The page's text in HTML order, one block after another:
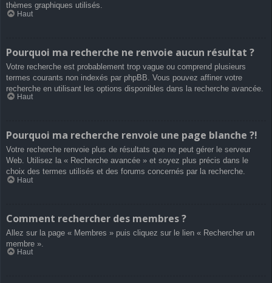
thèmes graphiques utilisés.
Haut
Pourquoi ma recherche ne renvoie aucun résultat ?
Votre recherche est probablement trop vague ou comprend plusieurs
termes courants non indexés par phpBB. Vous pouvez affiner votre
recherche en utilisant les options disponibles dans la recherche avancée.
Haut
Pourquoi ma recherche renvoie une page blanche ?!
Votre recherche renvoie plus de résultats que ne peut gérer le serveur
Web. Utilisez la « Recherche avancée » et soyez plus précis dans le
choix des termes utilisés et des forums concernés par la recherche.
Haut
Comment rechercher des membres ?
Allez sur la page « Membres » puis cliquez sur le lien « Rechercher un
membre ».
Haut